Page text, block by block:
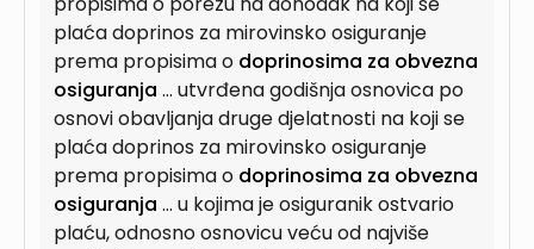
plaća doprinos za mirovinsko osiguranje
prema propisima o doprinosima za obvezna
osiguranja ... utvrđena godišnja osnovica po
osnovi obavljanja druge djelatnosti na koji se
plaća doprinos za mirovinsko osiguranje
prema propisima o doprinosima za obvezna
osiguranja ... u kojima je osiguranik ostvario
plaću, odnosno osnovicu veću od najviše